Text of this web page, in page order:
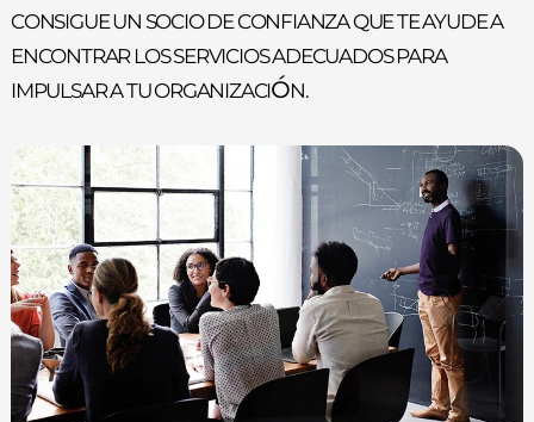
Consigue un socio de confianza que te ayude a
encontrar los servicios adecuados para
impulsar a tu organización.